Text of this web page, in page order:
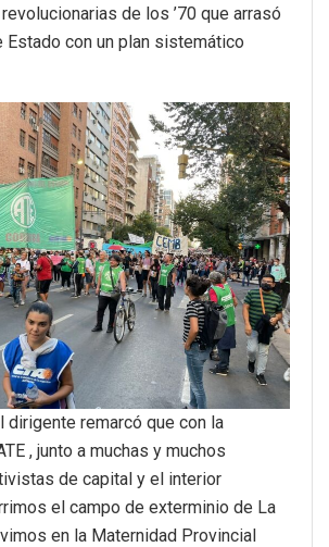
de los ’70 que arrasó
con un plan sistemático
dirigente remarcó que con la
, junto a muchas y muchos
de capital y el interior
el campo de exterminio de La
en la Maternidad Provincial